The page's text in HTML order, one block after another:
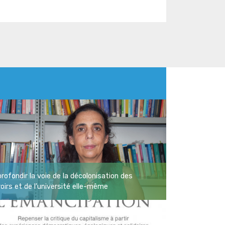
la voie de la décolonisation des
et de l’université elle-même